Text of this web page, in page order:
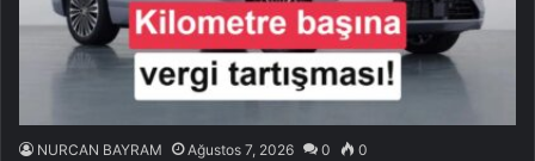
NURCAN BAYRAM Ağustos 7, 2026 0 0